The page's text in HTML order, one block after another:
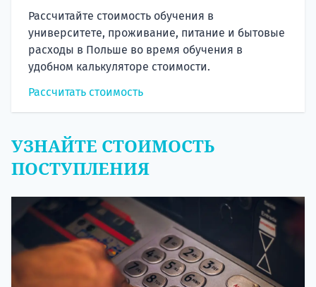
Рассчитайте стоимость обучения в
университете, проживание, питание и бытовые
расходы в Польше во время обучения в
удобном калькуляторе стоимости.
Рассчитать стоимость
УЗНАЙТЕ СТОИМОСТЬ
ПОСТУПЛЕНИЯ